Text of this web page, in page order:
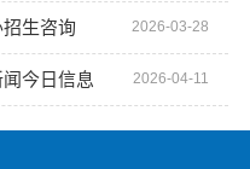
生咨询 2026-03-28
今日信息 2026-04-11